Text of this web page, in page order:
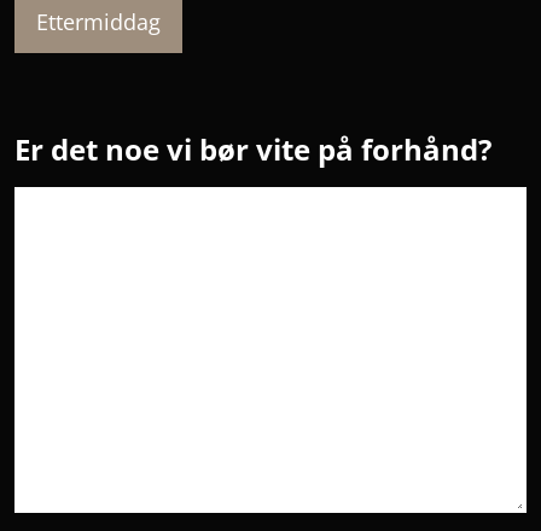
Ettermiddag
Er det noe vi bør vite på forhånd?